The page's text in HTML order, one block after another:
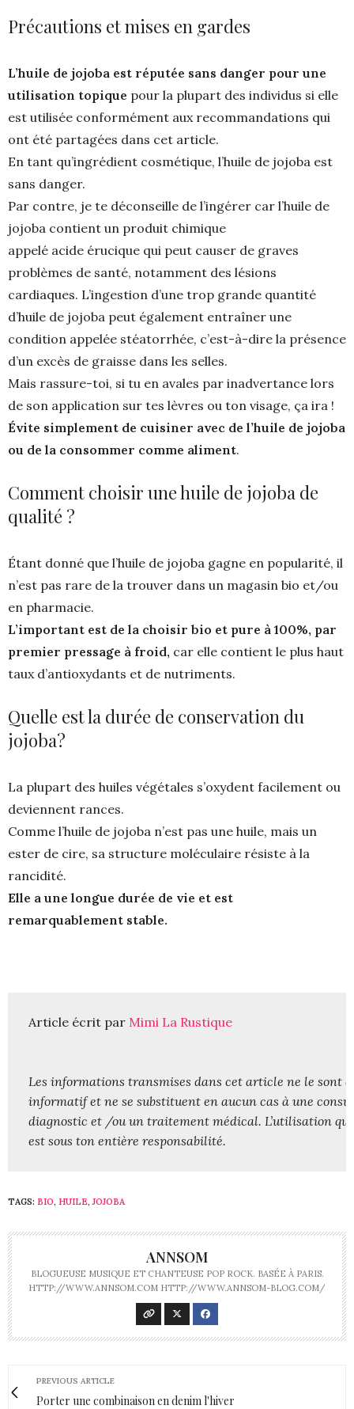
Précautions et mises en gardes
L’huile de jojoba est réputée sans danger pour une
utilisation topique pour la plupart des individus si elle
est utilisée conformément aux recommandations qui
ont été partagées dans cet article.
En tant qu’ingrédient cosmétique, l’huile de jojoba est
sans danger.
Par contre, je te déconseille de l’ingérer car l’huile de
jojoba contient un produit chimique
appelé acide érucique qui peut causer de graves
problèmes de santé, notamment des lésions
cardiaques. L’ingestion d’une trop grande quantité
d’huile de jojoba peut également entraîner une
condition appelée stéatorrhée, c’est-à-dire la présence
d’un excès de graisse dans les selles.
Mais rassure-toi, si tu en avales par inadvertance lors
de son application sur tes lèvres ou ton visage, ça ira !
Évite simplement de cuisiner avec de l’huile de jojoba
ou de la consommer comme aliment.
Comment choisir une huile de jojoba de
qualité ?
Étant donné que l’huile de jojoba gagne en popularité, il
n’est pas rare de la trouver dans un magasin bio et/ou
en pharmacie.
L’important est de la choisir bio et pure à 100%, par
premier pressage à froid, car elle contient le plus haut
taux d’antioxydants et de nutriments.
Quelle est la durée de conservation du
jojoba?
La plupart des huiles végétales s’oxydent facilement ou
deviennent rances.
Comme l’huile de jojoba n’est pas une huile, mais un
ester de cire, sa structure moléculaire résiste à la
rancidité.
Elle a une longue durée de vie et est
remarquablement stable.
Article écrit par Mimi La Rustique
Les informations transmises dans cet article ne le sont
informatif et ne se substituent en aucun cas à une
diagnostic et /ou un traitement médical. L’utilisation
est sous ton entière responsabilité.
TAGS: BIO, HUILE,JOJOBA
ANNSOM
BLOGUEUSE MUSIQUE ET CHANTEUSE POP ROCK. BASÉE À PARIS.
HTTP://WWW.ANNSOM.COM HTTP://WWW.ANNSOM-BLOG.COM/
PREVIOUS ARTICLE
Porter une combinaison en denim l'hiver